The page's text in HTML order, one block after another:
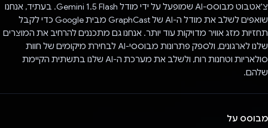
צ'אטבוט מבוסס-AI שמופעל על ידי מודל Gemini 1.5 Flash. בעתיד, אנחנו
שואפים לשלב את מודל ה-AI של GraphCast מבית Google כדי לקבל
תחזיות מזג אוויר מדויקות עוד יותר. אנחנו גם מתכננים להרחיב את המוצרים
שלנו לארגונים, ולספק פתרונות מבוססי-AI לבחירת מיקומים של חוות
סולאריות וטחנות רוח, ולשלב את מערכת ה-AI שלנו בתשתית הקיימת
שלהם.
מבוסס על